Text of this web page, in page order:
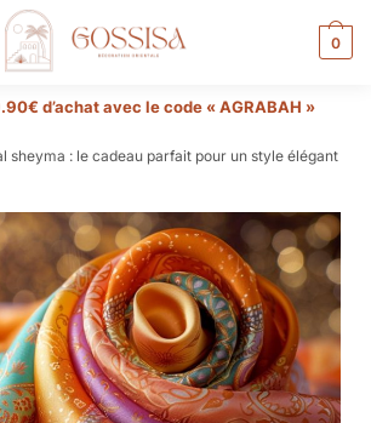
0
d’achat avec le code « AGRABAH »
sheyma : le cadeau parfait pour un style élégant